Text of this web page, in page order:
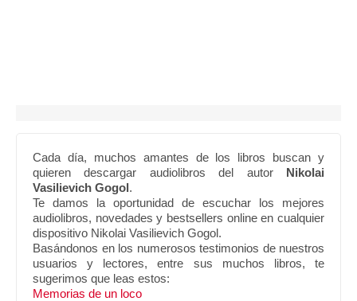
Cada día, muchos amantes de los libros buscan y
quieren descargar audiolibros del autor Nikolai
Vasilievich Gogol.
Te damos la oportunidad de escuchar los mejores
audiolibros, novedades y bestsellers online en cualquier
dispositivo Nikolai Vasilievich Gogol.
Basándonos en los numerosos testimonios de nuestros
usuarios y lectores, entre sus muchos libros, te
sugerimos que leas estos:
Memorias de un loco